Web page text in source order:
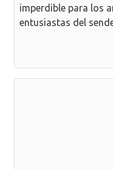
imperdible para los
entusiastas del